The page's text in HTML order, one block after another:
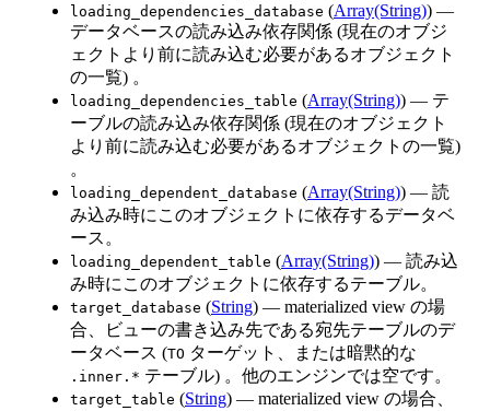
loading_dependencies_database (Array(String)) —
データベースの読み込み依存関係 (現在のオブジ
ェクトより前に読み込む必要があるオブジェクト
の一覧) 。
loading_dependencies_table (Array(String)) — テ
ーブルの読み込み依存関係 (現在のオブジェクト
より前に読み込む必要があるオブジェクトの一覧)
。
loading_dependent_database (Array(String)) — 読
み込み時にこのオブジェクトに依存するデータベ
ース。
loading_dependent_table (Array(String)) — 読み込
み時にこのオブジェクトに依存するテーブル。
target_database (String) — materialized view の場
合、ビューの書き込み先である宛先テーブルのデ
ータベース (TO ターゲット、または暗黙的な
.inner.* テーブル) 。他のエンジンでは空です。
target_table (String) — materialized view の場合、